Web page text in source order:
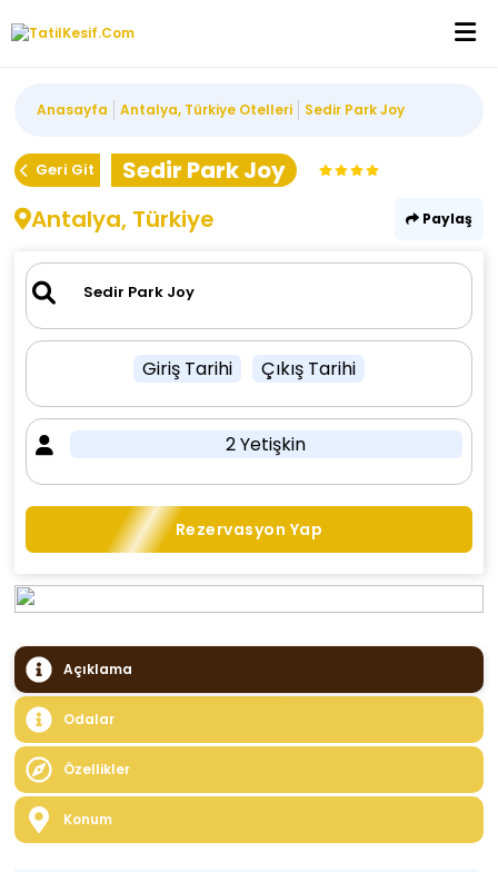
Anasayfa Antalya, Türkiye Otelleri Sedir Park Joy
Geri Git
Sedir Park Joy
Antalya, Türkiye
Paylaş
Giriş Tarihi Çıkış Tarihi
2 Yetişkin
Rezervasyon Yap
Açıklama
Odalar
Özellikler
Konum